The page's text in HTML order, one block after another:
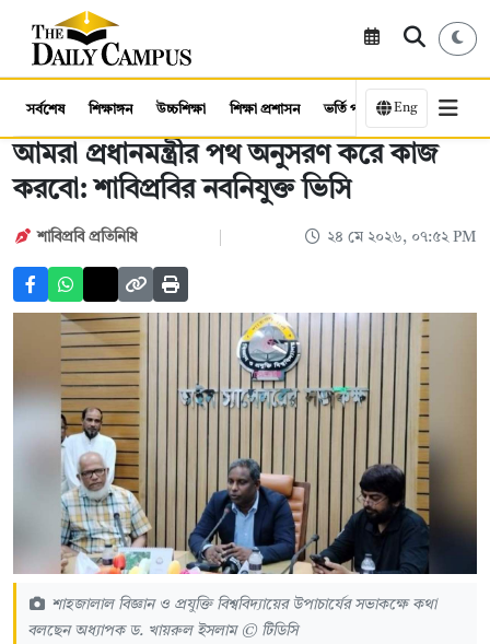
সর্বশেষ শিক্ষাঙ্গন উচ্চশিক্ষা শিক্ষা প্রশাসন ভর্তি পরীক্ষা কর্মসংস্থান
Eng
আমরা প্রধানমন্ত্রীর পথ অনুসরণ করে কাজ
করবো: শাবিপ্রবির নবনিযুক্ত ভিসি
শাবিপ্রবি প্রতিনিধি ২৪ মে ২০২৬, ০৭:৫২ PM
শাহজালাল বিজ্ঞান ও প্রযুক্তি বিশ্ববিদ্যায়ের উপাচার্যের সভাকক্ষে কথা
বলছেন অধ্যাপক ড. খায়রুল ইসলাম © টিডিসি